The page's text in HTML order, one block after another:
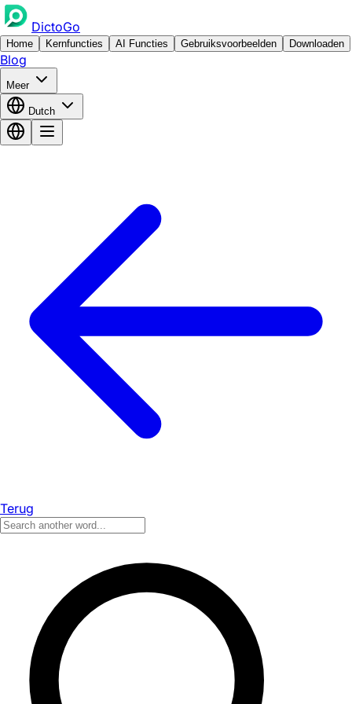
DictoGo
Home Kernfuncties AI Functies Gebruiksvoorbeelden Downloaden
Blog
Meer
Dutch
Terug